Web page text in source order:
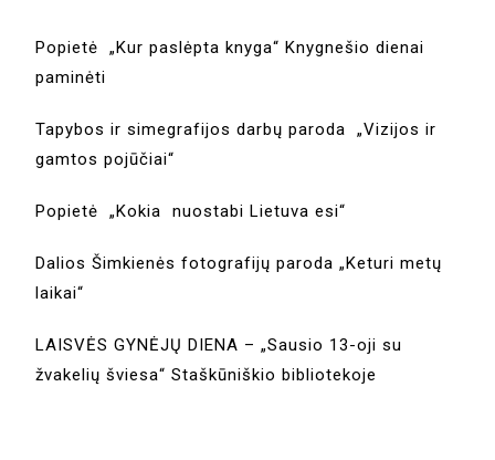
Popietė „Kur paslėpta knyga“ Knygnešio dienai
paminėti
Tapybos ir simegrafijos darbų paroda „Vizijos ir
gamtos pojūčiai“
Popietė „Kokia nuostabi Lietuva esi“
Dalios Šimkienės fotografijų paroda „Keturi metų
laikai“
LAISVĖS GYNĖJŲ DIENA – „Sausio 13-oji su
žvakelių šviesa“ Staškūniškio bibliotekoje